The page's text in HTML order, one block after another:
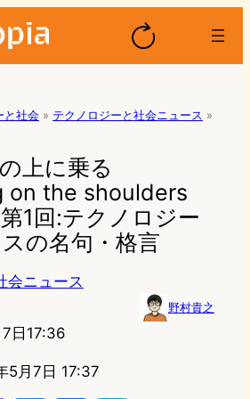
と社会 » テクノロジーと社会ニュース »
上に乗る
on the shoulders
1回:テクノロジー
の名句・格言
会ニュース
野村貴之
日17:36
5月7日 17:37